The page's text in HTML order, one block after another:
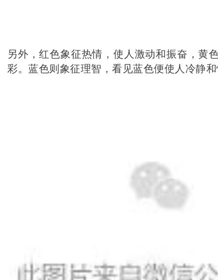
另外，红色象征热情，使人激动和振奋，黄
彩。蓝色则象征理智，看见蓝色便使人冷静